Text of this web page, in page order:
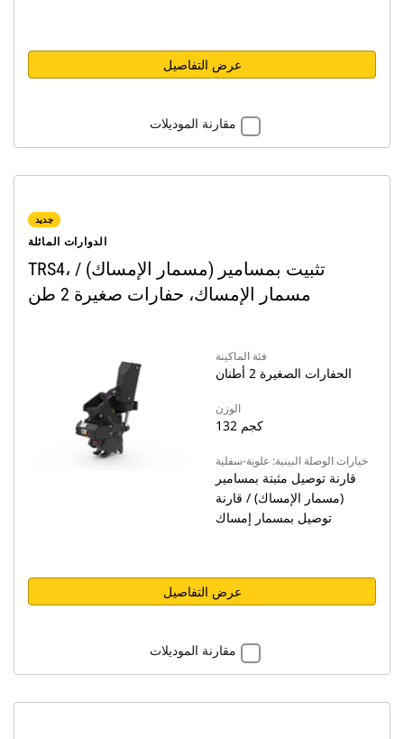
عرض التفاصيل
مقارنة الموديلات
جديد
الدوارات المائلة
TRS4، تثبيت بمسامير (مسمار الإمساك) /
مسمار الإمساك، حفارات صغيرة 2 طن
فئة الماكينة
الحفارات الصغيرة 2 أطنان
الوزن
132 كجم
خيارات الوصلة البينية: علوية-سفلية
قارنة توصيل مثبتة بمسامير
(مسمار الإمساك) / قارنة
توصيل بمسمار إمساك
عرض التفاصيل
مقارنة الموديلات